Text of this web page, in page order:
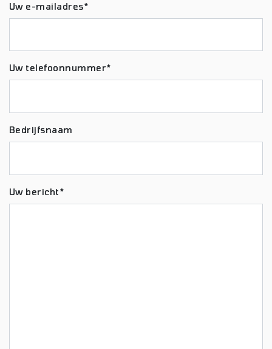
Uw e-mailadres*
Uw telefoonnummer*
Bedrijfsnaam
Uw bericht*